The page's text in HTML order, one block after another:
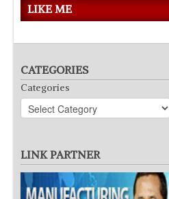
LIKE ME
CATEGORIES
Categories
LINK PARTNER